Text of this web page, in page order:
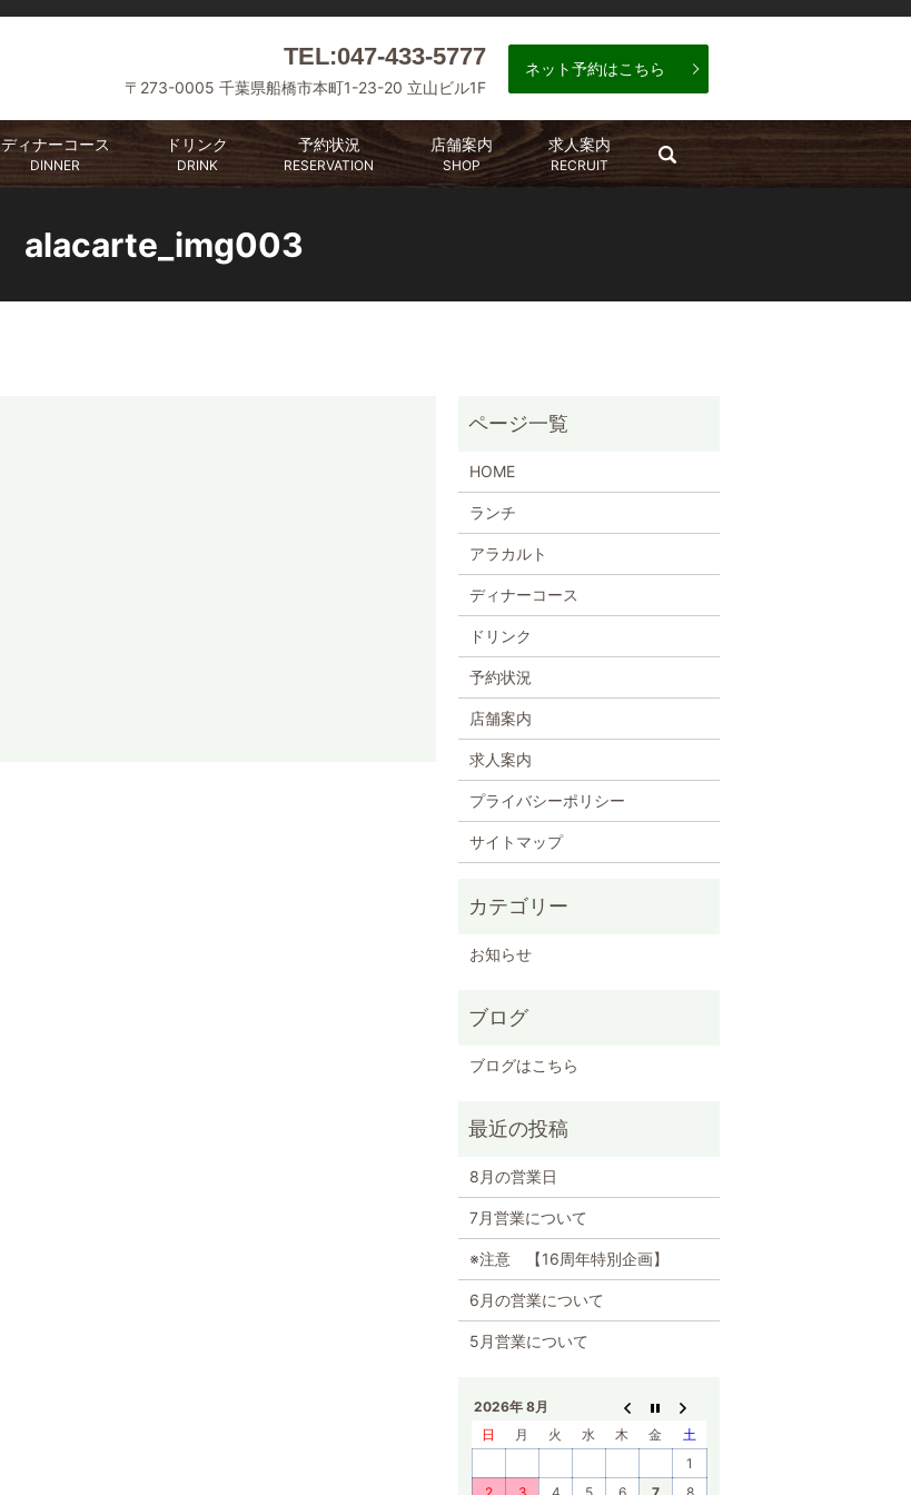
TEL:047-433-5777
〒273-0005 千葉県船橋市本町1-23-20 立山ビル1F
ネット予約はこちら
ディナーコース
DINNER
ドリンク
DRINK
予約状況
RESERVATION
店舗案内
SHOP
求人案内
RECRUIT search
alacarte_img003
HOME
ランチ
アラカルト
ディナーコース
ドリンク
予約状況
店舗案内
求人案内
プライバシーポリシー
サイトマップ
お知らせ
ブログ
ブログはこちら
8月の営業日
7月営業について
※注意 【16周年特別企画】
6月の営業について
5月営業について
2026年 8月
日
月 火 水 木 金
土
1